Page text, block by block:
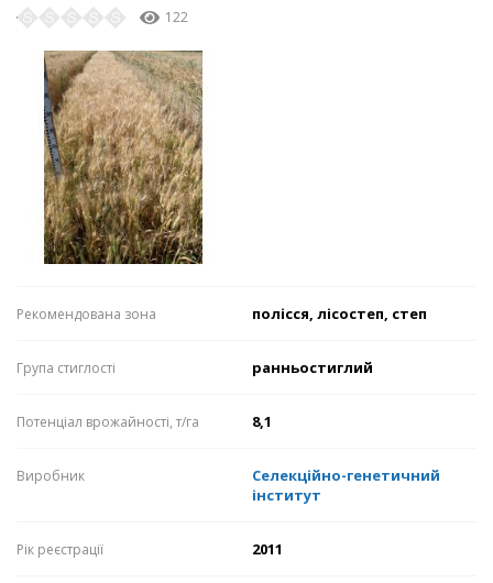
122
Рекомендована зона полісся, лісостеп, степ
Група стиглості ранньостиглий
Потенціал врожайності, т/га 8,1
Виробник
Селекційно-генетичний
інститут
Рік реєстрації 2011